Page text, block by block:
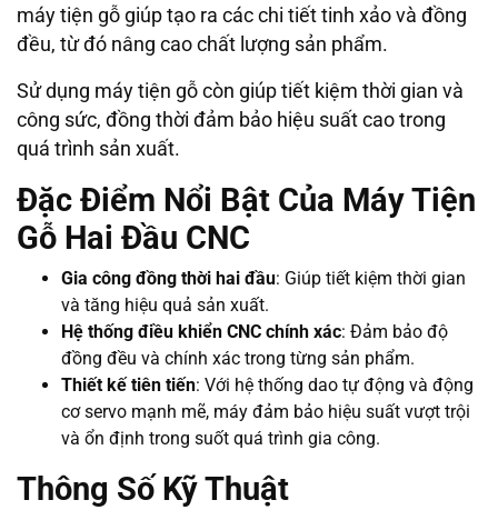
máy tiện gỗ giúp tạo ra các chi tiết tinh xảo và đồng
đều, từ đó nâng cao chất lượng sản phẩm.
Sử dụng máy tiện gỗ còn giúp tiết kiệm thời gian và
công sức, đồng thời đảm bảo hiệu suất cao trong
quá trình sản xuất.
Đặc Điểm Nổi Bật Của Máy Tiện
Gỗ Hai Đầu CNC
Gia công đồng thời hai đầu: Giúp tiết kiệm thời gian
và tăng hiệu quả sản xuất.
Hệ thống điều khiển CNC chính xác: Đảm bảo độ
đồng đều và chính xác trong từng sản phẩm.
Thiết kế tiên tiến: Với hệ thống dao tự động và động
cơ servo mạnh mẽ, máy đảm bảo hiệu suất vượt trội
và ổn định trong suốt quá trình gia công.
Thông Số Kỹ Thuật